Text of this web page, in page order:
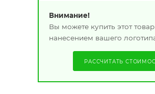
Внимание!
Вы можете купить этот
нанесением вашего
РАССЧИТАТЬ